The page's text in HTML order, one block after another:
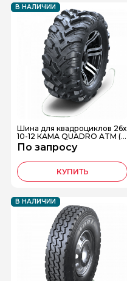
В НАЛИЧИИ
Шина для квадроциклов 26х
10-12 КАМА QUADRO ATM (Н
К-437)
По запросу
КУПИТЬ
В НАЛИЧИИ